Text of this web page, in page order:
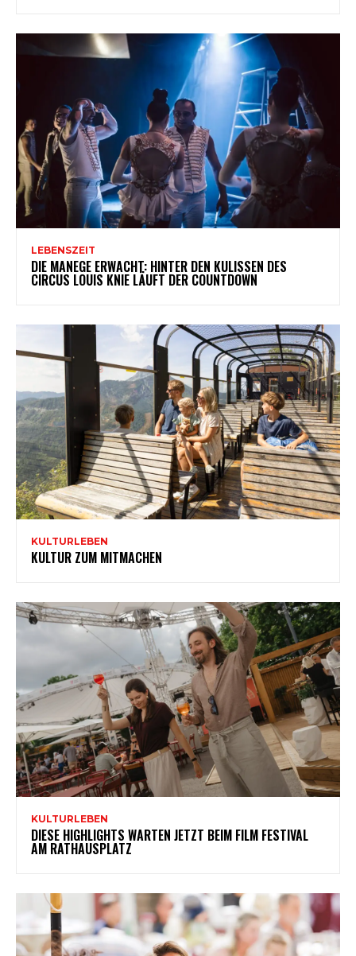
LEBENSZEIT
DIE MANEGE ERWACHT: HINTER DEN KULISSEN DES
CIRCUS LOUIS KNIE LÄUFT DER COUNTDOWN
KULTURLEBEN
KULTUR ZUM MITMACHEN
KULTURLEBEN
DIESE HIGHLIGHTS WARTEN JETZT BEIM FILM FESTIVAL
AM RATHAUSPLATZ